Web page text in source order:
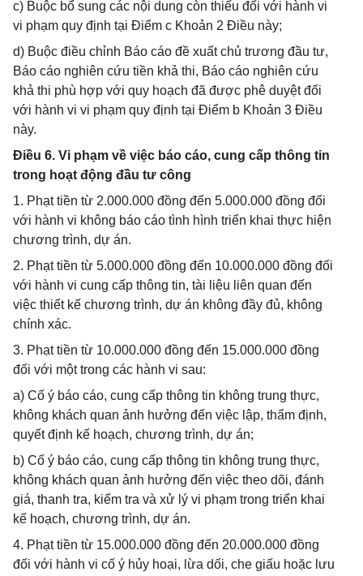
c) Buộc bổ sung các nội dung còn thiếu đối với hành vi
vi phạm quy định tại Điểm c Khoản 2 Điều này;
d) Buộc điều chỉnh Báo cáo đề xuất chủ trương đầu tư,
Báo cáo nghiên cứu tiền khả thi, Báo cáo nghiên cứu
khả thi phù hợp với quy hoạch đã được phê duyệt đối
với hành vi vi phạm quy định tại Điểm b Khoản 3 Điều
này.
Điều 6. Vi phạm về việc báo cáo, cung cấp thông tin
trong hoạt động đầu tư công
1. Phạt tiền từ 2.000.000 đồng đến 5.000.000 đồng đối
với hành vi không báo cáo tình hình triển khai thực hiện
chương trình, dự án.
2. Phạt tiền từ 5.000.000 đồng đến 10.000.000 đồng đối
với hành vi cung cấp thông tin, tài liệu liên quan đến
việc thiết kế chương trình, dự án không đầy đủ, không
chính xác.
3. Phạt tiền từ 10.000.000 đồng đến 15.000.000 đồng
đối với một trong các hành vi sau:
a) Cố ý báo cáo, cung cấp thông tin không trung thực,
không khách quan ảnh hưởng đến việc lập, thẩm định,
quyết định kế hoạch, chương trình, dự án;
b) Cố ý báo cáo, cung cấp thông tin không trung thực,
không khách quan ảnh hưởng đến việc theo dõi, đánh
giá, thanh tra, kiểm tra và xử lý vi phạm trong triển khai
kế hoạch, chương trình, dự án.
4. Phạt tiền từ 15.000.000 đồng đến 20.000.000 đồng
đối với hành vi cố ý hủy hoại, lừa dối, che giấu hoặc lưu